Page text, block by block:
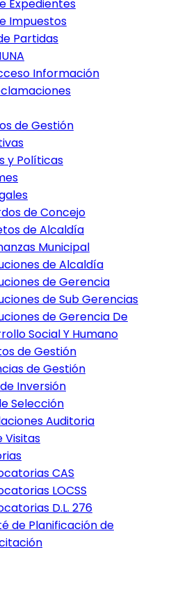
Expedientes
Impuestos
Partidas
Información
de Gestión
y Políticas
de Concejo
de Alcaldía
Municipal
de Alcaldía
de Gerencia
de Sub Gerencias
de Gerencia De
Social Y Humano
de Gestión
de Gestión
Inversión
Selección
Auditoria
Visitas
CAS
LOCSS
D.L. 276
de Planificación de